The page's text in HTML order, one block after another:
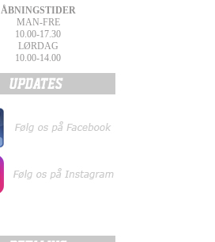
ÅBNINGSTIDER
MAN-FRE
10.00-17.30
LØRDAG
10.00-14.00